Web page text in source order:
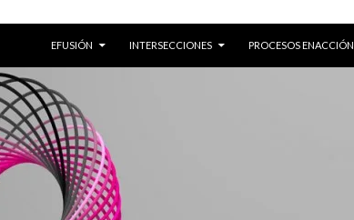
EFUSIÓN
INTERSECCIONES PROCESOS ENACCIÓN